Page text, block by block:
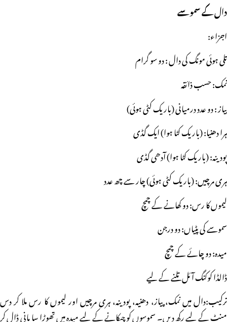
دال کے سموسے
اجزاء:
تلی ہوئی مونگ کی دال : دو سو گرام
نمک: حسب ذائقہ
پیاز : دو عدد درمیانی (باریک کٹی ہوئی)
ہرا دھنیا: (باریک کٹا ہوا) ایک گڈی
پودینہ: (باریک کٹا ہوا) آدھی گڈی
ہری مرچیں: (باریک کٹی ہوئی) چار سے چھ عدد
لیموں کا رس: دو کھانے کے چمچ
سموسے کی پٹیاں: دو درجن
میدہ: دو چائے کے چمچ
ڈالڈا کوکنگ آئل تلنے کے لیے
ترکیب:دال میں نمک، پیاز، دھنیہ، پودینہ، ہری مرچیں اور لیموں کا رس ملا کر دس
منٹ کے لیے رکھ دیں۔ سموسوں کو چپکانے کے لیے میدہ میں تھوڑا سا پانی ڈال کر